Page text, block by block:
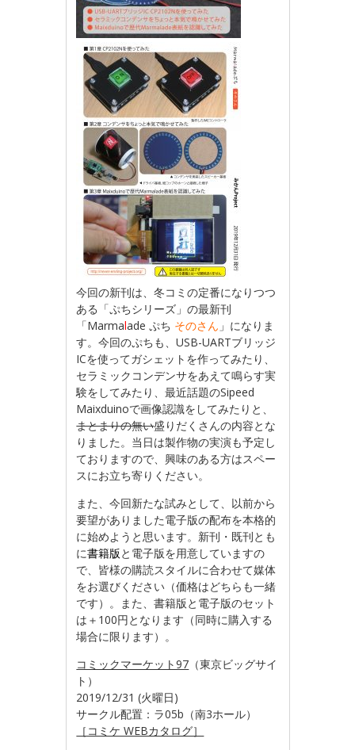
今回の新刊は、冬コミの定番になりつつ
ある「ぷちシリーズ」の最新刊
「Marmalade ぷち そのさん 」になりま
す。今回のぷちも、USB-UARTブリッジ
ICを使ってガシェットを作ってみたり、
セラミックコンデンサをあえて鳴らす実
験をしてみたり、最近話題のSipeed
Maixduinoで画像認識をしてみたりと、
まとまりの無い盛りだくさんの内容とな
りました。当日は製作物の実演も予定し
ておりますので、興味のある方はスペー
スにお立ち寄りください。
また、今回新たな試みとして、以前から
要望がありました電子版の配布を本格的
に始めようと思います。新刊・既刊とも
に書籍版と電子版を用意していますの
で、皆様の購読スタイルに合わせて媒体
をお選びください（価格はどちらも一緒
です）。また、書籍版と電子版のセット
は＋100円となります（同時に購入する
場合に限ります）。
コミックマーケット97 （東京ビッグサイ
ト）
2019/12/31 (火曜日)
サークル配置：ラ05b（南3ホール）
［コミケ WEBカタログ］